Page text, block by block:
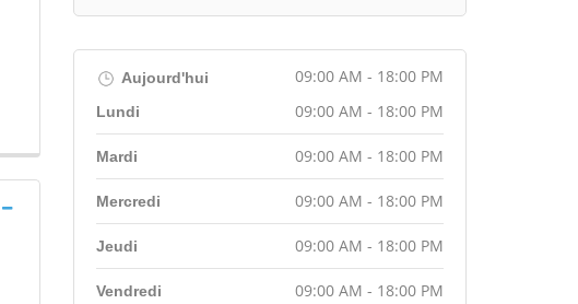
Aujourd'hui 09:00 AM - 18:00 PM
Lundi 09:00 AM - 18:00 PM
Mardi 09:00 AM - 18:00 PM
Mercredi 09:00 AM - 18:00 PM
Jeudi 09:00 AM - 18:00 PM
Vendredi 09:00 AM - 18:00 PM